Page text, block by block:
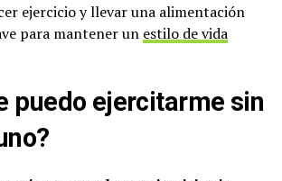
ejercicio y llevar una alimentación
para mantener un estilo de vida
puedo ejercitarme sin